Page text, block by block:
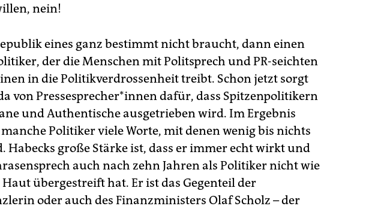
nein!
eines ganz bestimmt nicht braucht, dann einen
der die Menschen mit Politsprech und PR-seichten
in die Politikverdrossenheit treibt. Schon jetzt sorgt
von Pressesprecher*innen dafür, dass Spitzenpolitikern
und Authentische ausgetrieben wird. Im Ergebnis
Politiker viele Worte, mit denen wenig bis nichts
Habecks große Stärke ist, dass er immer echt wirkt und
auch nach zehn Jahren als Politiker nicht wie
Haut übergestreift hat. Er ist das Gegenteil der
oder auch des Finanzministers Olaf Scholz – der